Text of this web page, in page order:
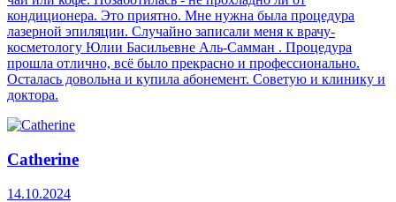
кондиционера. Это приятно. Мне нужна была процедура
лазерной эпиляции. Случайно записали меня к врачу-
косметологу Юлии Басильевне Аль-Самман . Процедура
прошла отлично, всё было прекрасно и профессионально.
Осталась довольна и купила абонемент. Советую и клинику и
доктора.
Catherine
14.10.2024